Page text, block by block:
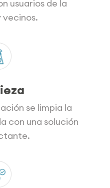
usuarios de la
vecinos.
se limpia la
con una solución